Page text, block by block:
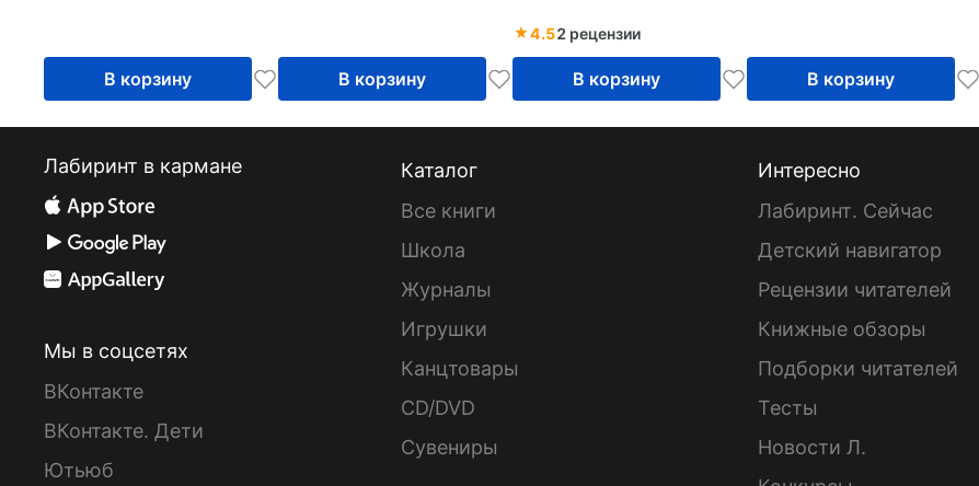
В корзину В корзину
4.52 рецензии
В корзину В корзину
Лабиринт в кармане
Мы в соцсетях
ВКонтакте
ВКонтакте. Дети
Ютьюб
Каталог
Все книги
Школа
Журналы
Игрушки
Канцтовары
CD/DVD
Сувениры
Интересно
Лабиринт. Сейчас
Детский навигатор
Рецензии читателей
Книжные обзоры
Подборки читателей
Тесты
Новости Л.